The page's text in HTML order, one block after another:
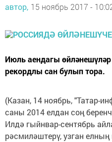
автор, 15 ноябрь 2017 -
Июль аендагы
рекордлы сан булып тора.
(Казан, 14 ноябрь, "Татар-
саны 2014 елдан соң
Илдә гыйнвар-сентябрь
рәсмиләштерү, узган